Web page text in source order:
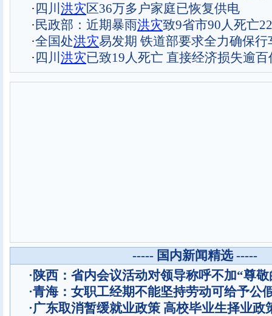
·四川 洪灾区36万多户家庭已恢复供电
· 民政部：近期暴雨洪灾致9省市90人死亡
·全国处洪灾易发期 铁道部要求全力确保行
·四川 洪灾已致19人死亡 直接经济损失逾百
----- 国内新闻精选 -----
·陕西：省内会议活动对领导称呼不加“尊敬
·青海：女职工经期不能坚持劳动可给予公
·广东取消暂缓就业政策 高校毕业生择业政